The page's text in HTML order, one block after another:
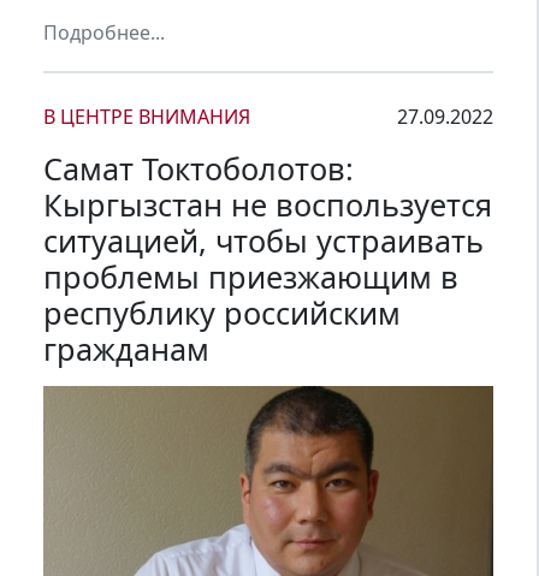
Подробнее...
В ЦЕНТРЕ ВНИМАНИЯ 27.09.2022
Самат Токтоболотов:
Кыргызстан не воспользуется
ситуацией, чтобы устраивать
проблемы приезжающим в
республику российским
гражданам